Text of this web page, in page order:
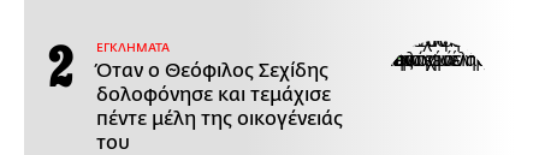
ΕΓΚΛΗΜΑΤΑ
Όταν ο Θεόφιλος Σεχίδης
δολοφόνησε και τεμάχισε
πέντε μέλη της οικογένειάς
του